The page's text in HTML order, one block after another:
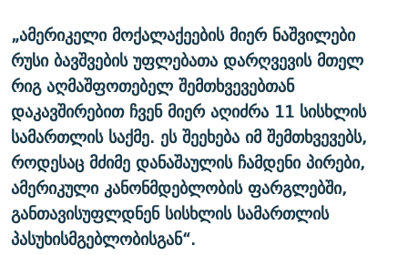
„ამერიკელი მოქალაქეების მიერ ნაშვილები
რუსი ბავშვების უფლებათა დარღვევის მთელ
რიგ აღმაშფოთებელ შემთხვევებთან
დაკავშირებით ჩვენ მიერ აღიძრა 11 სისხლის
სამართლის საქმე. ეს შეეხება იმ შემთხვევებს,
როდესაც მძიმე დანაშაულის ჩამდენი პირები,
ამერიკული კანონმდებლობის ფარგლებში,
განთავისუფლდნენ სისხლის სამართლის
პასუხისმგებლობისგან“.